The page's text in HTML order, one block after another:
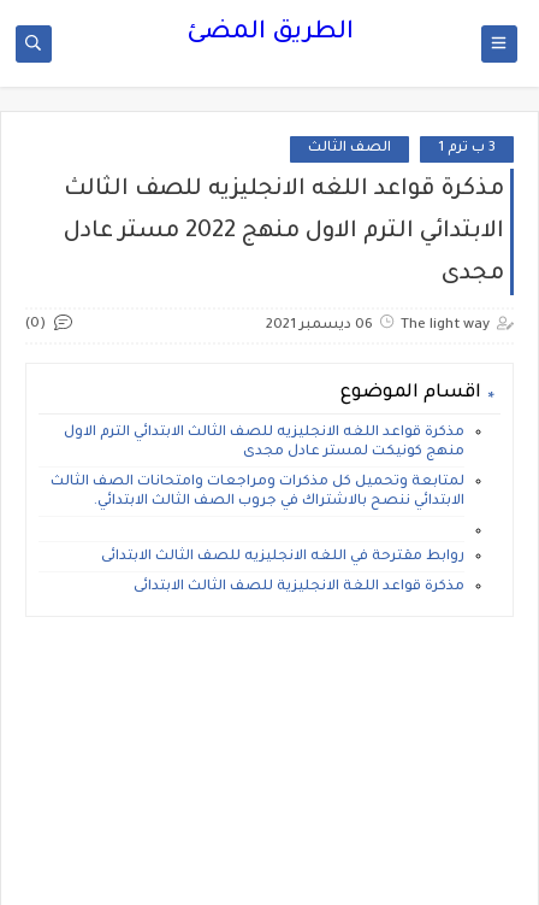
الطريق المضئ
3 ب ترم 1 الصف الثالث
مذكرة قواعد اللغه الانجليزيه للصف الثالث
الابتدائي الترم الاول منهج 2022 مستر عادل
مجدى
The light way 06 ديسمبر 2021 (0)
اقسام الموضوع
مذكرة قواعد اللغه الانجليزيه للصف الثالث الابتدائي الترم الاول
منهج كونيكت لمستر عادل مجدى
لمتابعة وتحميل كل مذكرات ومراجعات وامتحانات الصف الثالث
الابتدائي ننصح بالاشتراك في جروب الصف الثالث الابتدائي.
روابط مقترحة في اللغه الانجليزيه للصف الثالث الابتدائى
مذكرة قواعد اللغة الانجليزية للصف الثالث الابتدائى